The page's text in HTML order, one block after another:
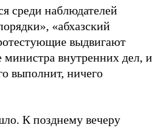
среди наблюдателей
«абхазский
выдвигают
министра внутренних дел, и
выполнит, ничего
К позднему вечеру